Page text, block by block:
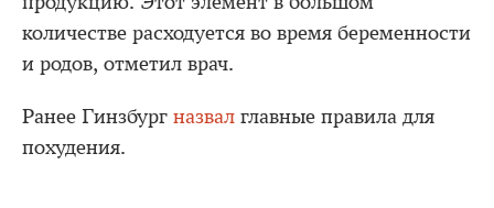
количестве расходуется во время беременности
и родов, отметил врач.
Ранее Гинзбург назвал главные правила для
похудения.